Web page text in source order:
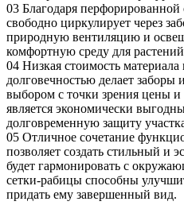
03 Благодаря перфорированной
свободно циркулирует через
природную вентиляцию и
комфортную среду для
04 Низкая стоимость материала
долговечностью делает
выбором с точки зрения цены и
является экономически
долговременную защиту
05 Отличное сочетание
позволяет создать стильный и
будет гармонировать с
сетки-рабицы способны
придать ему завершенный вид.